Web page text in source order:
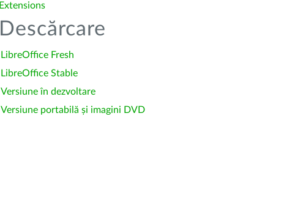
Extensions
Descărcare
LibreOffice Fresh
LibreOffice Stable
Versiune în dezvoltare
Versiune portabilă și imagini DVD